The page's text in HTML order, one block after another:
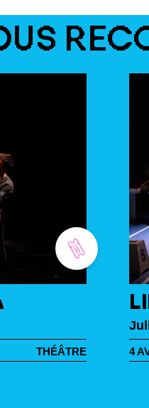
THÉÂTRE 4